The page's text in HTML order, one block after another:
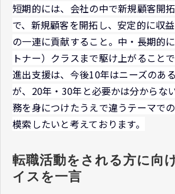
短期的には、会社の中で新規顧客開
で、新規顧客を開拓し、安定的に収
の一連に貢献すること。中・長期的
トナー）クラスまで駆け上がること
進出支援は、今後10年はニーズのあ
が、20年・30年と必要かは分からな
務を身につけたうえで違うテーマで
模索したいと考えております。
転職活動をされる方に向
イスを一言